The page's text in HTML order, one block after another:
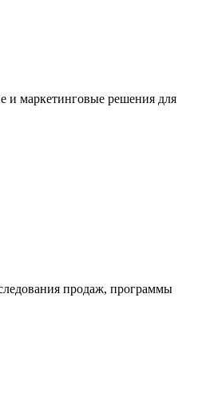
и маркетинговые решения для
продаж, программы